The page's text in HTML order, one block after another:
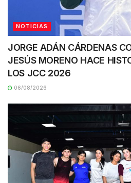
NOTICIAS
JORGE ADÁN CÁRDENAS
JESÚS MORENO HACE
LOS JCC 2026
06/08/2026